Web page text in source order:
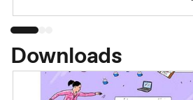
Downloads